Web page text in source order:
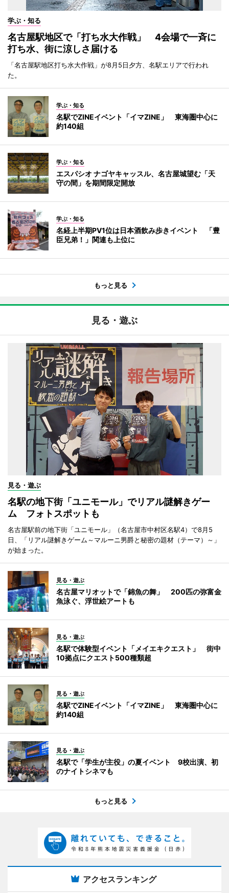
学ぶ・知る
名古屋駅地区で「打ち水大作戦」 4会場で一斉に
打ち水、街に涼しさ届ける
「名古屋駅地区打ち水大作戦」が8月5日夕方、名駅エリアで行われ
た。
学ぶ・知る
名駅でZINEイベント「イマZINE」 東海圏中心に
約140組
学ぶ・知る
エスパシオ ナゴヤキャッスル、名古屋城望む「天
守の間」を期間限定開放
学ぶ・知る
名経上半期PV1位は日本酒飲み歩きイベント 「豊
臣兄弟！」関連も上位に
もっと見る
見る・遊ぶ
見る・遊ぶ
名駅の地下街「ユニモール」でリアル謎解きゲー
ム フォトスポットも
名古屋駅前の地下街「ユニモール」（名古屋市中村区名駅4）で8月5
日、「リアル謎解きゲーム～マルーニ男爵と秘密の題材（テーマ）～」
が始まった。
見る・遊ぶ
名古屋マリオットで「錦魚の舞」 200匹の弥富金
魚泳ぐ、浮世絵アートも
見る・遊ぶ
名駅で体験型イベント「メイエキクエスト」 街中
10拠点にクエスト500種類超
見る・遊ぶ
名駅でZINEイベント「イマZINE」 東海圏中心に
約140組
見る・遊ぶ
名駅で「学生が主役」の夏イベント 9校出演、初
のナイトシネマも
もっと見る
アクセスランキング